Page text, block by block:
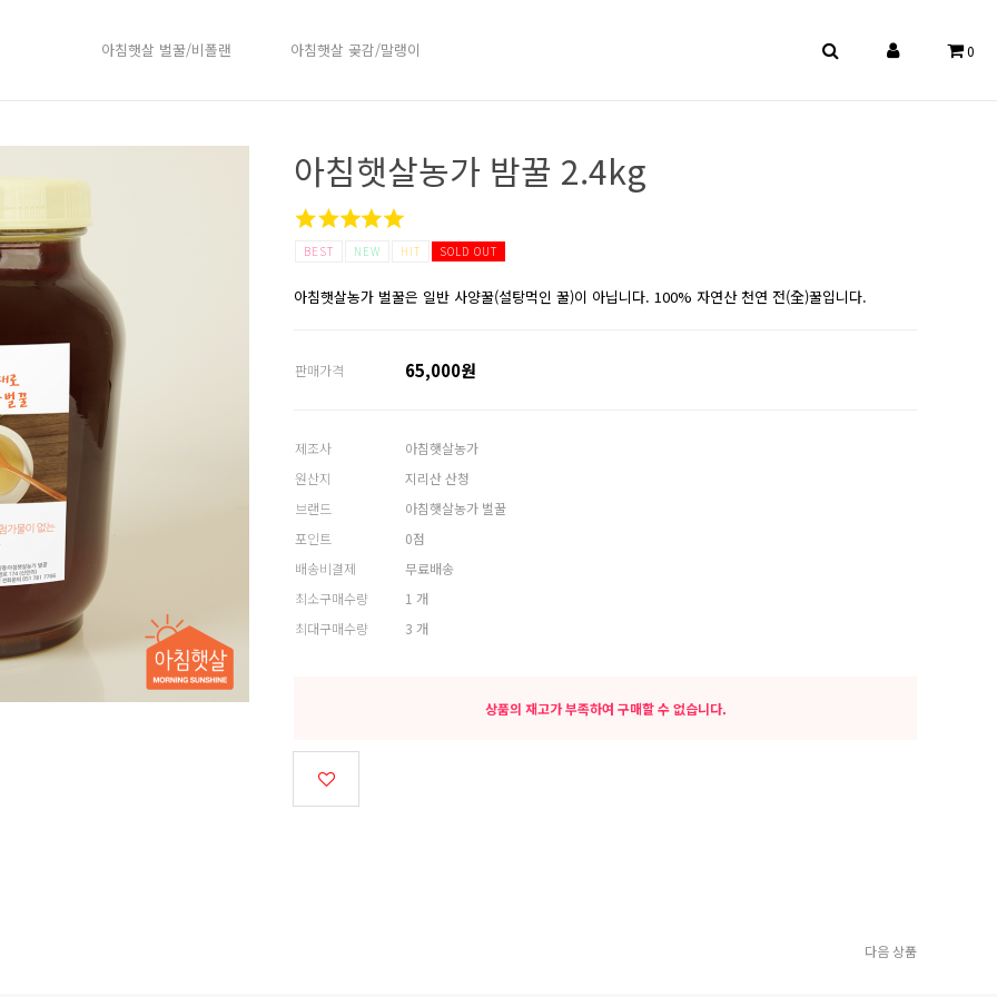
아침햇살 벌꿀/비폴랜 아침햇살 곶감/말랭이 0
아침햇살농가 밤꿀 2.4kg
BEST NEW HIT SOLD OUT
아침햇살농가 벌꿀은 일반 사양꿀(설탕먹인 꿀)이 아닙니다. 100% 자연산 천연 전(全)꿀입니다.
판매가격 65,000원
제조사
아침햇살농가
원산지
지리산 산청
브랜드
아침햇살농가 벌꿀
포인트
0점
배송비결제
무료배송
최소구매수량
1 개
최대구매수량
3 개
상품의 재고가 부족하여 구매할 수 없습니다.
다음 상품